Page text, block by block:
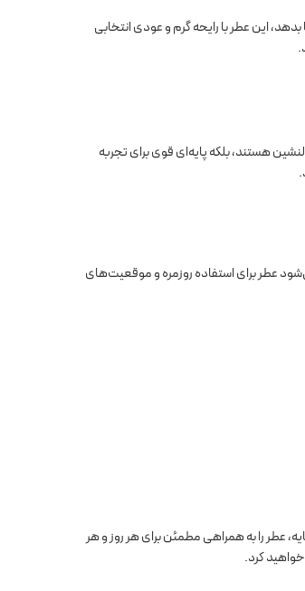
این عطر با رایحه گرم و عودی انتخابی
هستند، بلکه پایه‌ای قوی برای تجربه
عطر برای استفاده روزمره و موقعیت‌های
عطر را به همراهی مطمئن برای هر روز و هر
کرد.